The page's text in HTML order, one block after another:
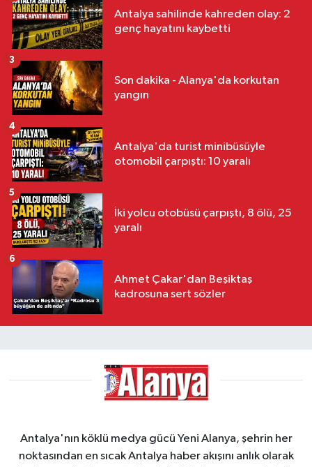
Antalya sahilinde kahreden olay: 2
genç hayatını kaybetti
Son dakika - Alanya'da korkutan
yangın
3
Antalya'da turist minibüsüyle
otomobil çarpıştı: 10 yaralı
4
İki yolcu otobüsü çarpıştı, 8 ölü, 25
yaralı
5
Ahmet Çakar'dan Beşiktaş
kadrosuna sert sözler
6
Antalya'nın köklü medya gücü Yeni Alanya, şehrin her
noktasından en sıcak Antalya haber akışını anlık olarak